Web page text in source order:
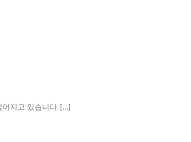
어지고 있습니다. […]